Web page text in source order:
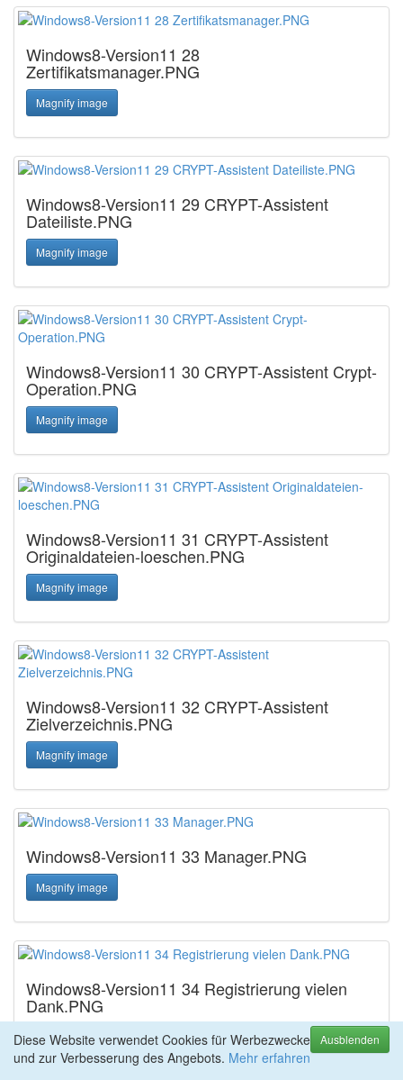
Windows8-Version11 28
Zertifikatsmanager.PNG
Magnify image
Windows8-Version11 29 CRYPT-Assistent
Dateiliste.PNG
Magnify image
Windows8-Version11 30 CRYPT-Assistent Crypt-
Operation.PNG
Magnify image
Windows8-Version11 31 CRYPT-Assistent
Originaldateien-loeschen.PNG
Magnify image
Windows8-Version11 32 CRYPT-Assistent
Zielverzeichnis.PNG
Magnify image
Windows8-Version11 33 Manager.PNG
Magnify image
Windows8-Version11 34 Registrierung vielen
Dank.PNG
Magnify image Ausblenden
Diese Website verwendet Cookies für Werbezwecke
und zur Verbesserung des Angebots. Mehr erfahren